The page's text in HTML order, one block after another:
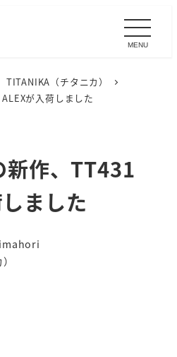
MENU
TITANIKA（チタニカ）
が入荷しました
作、TT431
ました
imahori